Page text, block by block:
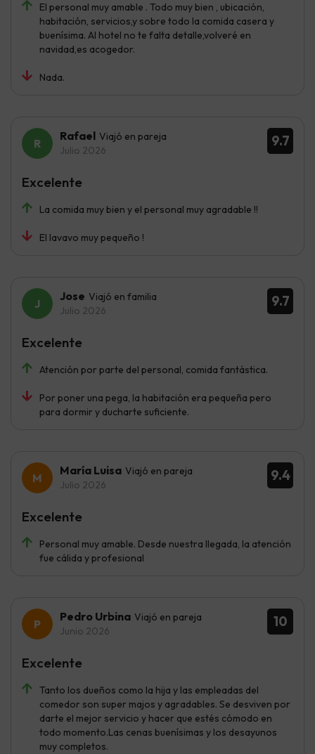
El personal muy amable . Todo muy bien , ubicación,
habitación, servicios,y sobre todo la comida casera y
buenísima. Al hotel no te falta detalle,volveré en
navidad,es acogedor.
Nada.
9.7
Rafael Viajó en pareja
Julio 2026
La comida muy bien y el personal muy agradable !!
El lavavo muy pequeño !
Excelente
9.7
Jose Viajó en familia
Julio 2026
Atención por parte del personal, comida fantástica.
Por poner una pega, la habitación era pequeña pero
para dormir y ducharte suficiente.
Excelente
9.4
María Luisa Viajó en pareja
Julio 2026
Personal muy amable. Desde nuestra llegada, la atención
fue cálida y profesional
Excelente
10
Pedro Urbina Viajó en pareja
Junio 2026
Tanto los dueños como la hija y las empleadas del
comedor son super majos y agradables. Se desviven por
darte el mejor servicio y hacer que estés cómodo en
todo momento.Las cenas buenísimas y los desayunos
muy completos.
Excelente